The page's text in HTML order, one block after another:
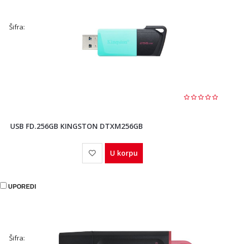
Šifra:
USB FD.256GB KINGSTON DTXM256GB
U korpu
UPOREDI
Šifra: